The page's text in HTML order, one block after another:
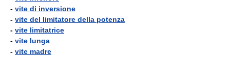
- vite di inversione
- vite del limitatore della potenza
- vite limitatrice
- vite lunga
- vite madre